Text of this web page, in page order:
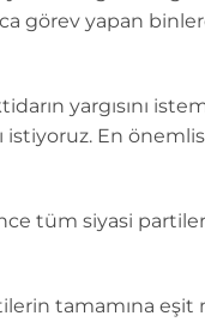
görev yapan
yargısını
istiyoruz. En
tüm siyasi
tamamına